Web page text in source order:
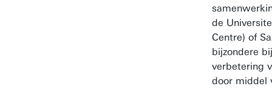
de
Centre) of
bijzondere
verbetering
door middel